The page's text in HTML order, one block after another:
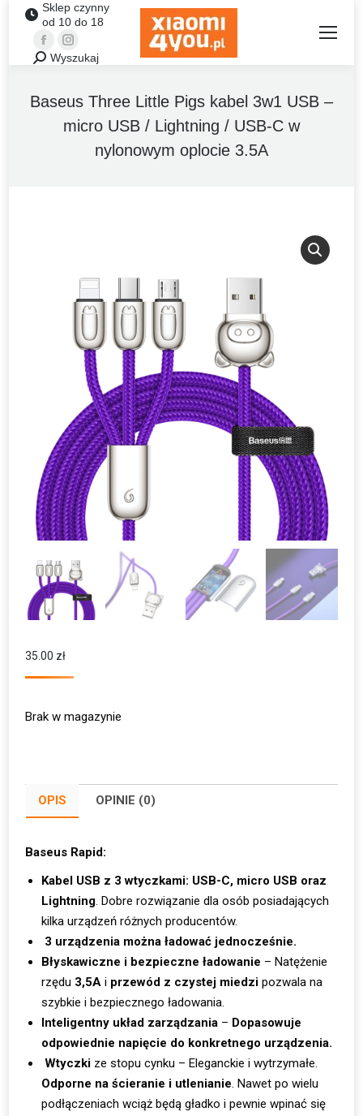
Sklep czynny
od 10 do 18
FacebookInstagram
Szukaj:Wyszukaj
Baseus Three Little Pigs kabel 3w1 USB –
micro USB / Lightning / USB-C w
nylonowym oplocie 3.5A
35.00 zł
Brak w magazynie
OPIS OPINIE (0)
Baseus Rapid:
Kabel USB z 3 wtyczkami: USB-C, micro USB oraz
Lightning. Dobre rozwiązanie dla osób posiadających
kilka urządzeń różnych producentów.
3 urządzenia można ładować jednocześnie.
Błyskawiczne i bezpieczne ładowanie – Natężenie
rzędu 3,5A i przewód z czystej miedzi pozwala na
szybkie i bezpiecznego ładowania.
Inteligentny układ zarządzania – Dopasowuje
odpowiednie napięcie do konkretnego urządzenia.
Wtyczki ze stopu cynku – Eleganckie i wytrzymałe.
Odporne na ścieranie i utlenianie. Nawet po wielu
podłączeniach wciąż będą gładko i pewnie wpinać się